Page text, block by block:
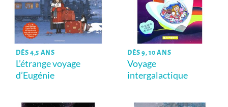
DÈS 4,5 ANS
L’étrange voyage
d’Eugénie
DÈS 9, 10 ANS
Voyage
intergalactique